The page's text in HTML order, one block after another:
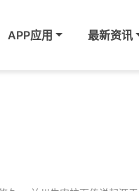
APP应用 最新资讯